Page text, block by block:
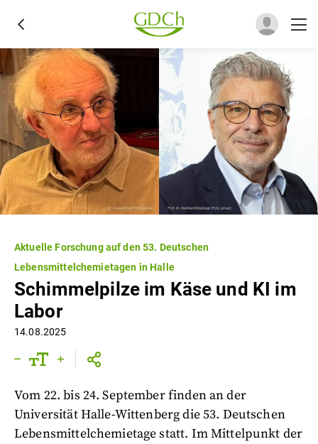
Aktuelle Forschung auf den 53. Deutschen
Lebensmittelchemietagen in Halle
Schimmelpilze im Käse und KI im
Labor
14.08.2025
Vom 22. bis 24. September finden an der
Universität Halle-Wittenberg die 53. Deutschen
Lebensmittelchemietage statt. Im Mittelpunkt der